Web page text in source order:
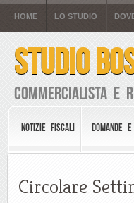
HOME LO STUDIO
STUDIO
Commercialista e
NOTIZIE FISCALI DOMANDE
Circolare